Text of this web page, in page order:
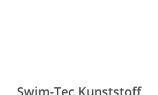
Swim-Tec Kunststoff